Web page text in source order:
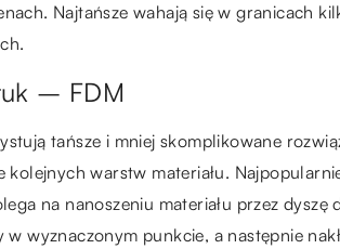
Najtańsze wahają się w granicach
– FDM
tańsze i mniej skomplikowane
kolejnych warstw materiału.
na nanoszeniu materiału przez
w wyznaczonym punkcie, a następnie